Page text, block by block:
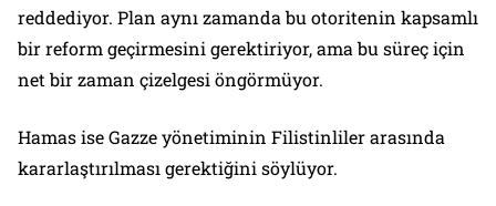
reddediyor. Plan aynı zamanda bu otoritenin kapsamlı
bir reform geçirmesini gerektiriyor, ama bu süreç için
net bir zaman çizelgesi öngörmüyor.
Hamas ise Gazze yönetiminin Filistinliler arasında
kararlaştırılması gerektiğini söylüyor.